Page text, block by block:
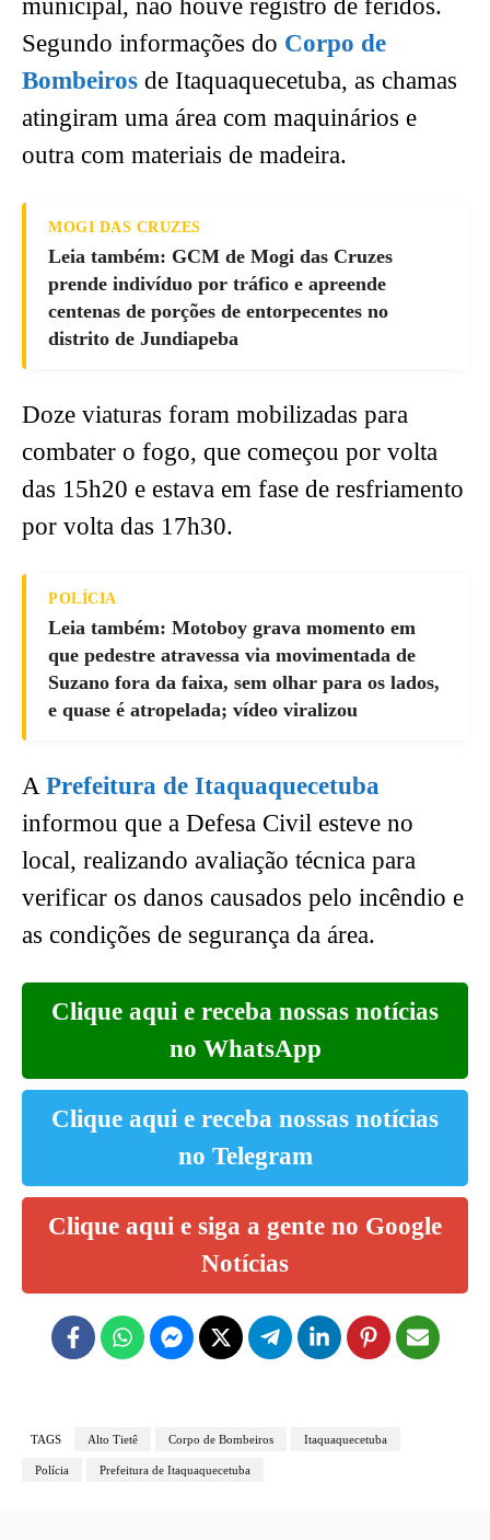
municipal, não houve registro de feridos.
Segundo informações do Corpo de
Bombeiros de Itaquaquecetuba, as chamas
atingiram uma área com maquinários e
outra com materiais de madeira.
MOGI DAS CRUZES
Leia também: GCM de Mogi das Cruzes
prende indivíduo por tráfico e apreende
centenas de porções de entorpecentes no
distrito de Jundiapeba
Doze viaturas foram mobilizadas para
combater o fogo, que começou por volta
das 15h20 e estava em fase de resfriamento
por volta das 17h30.
POLÍCIA
Leia também: Motoboy grava momento em
que pedestre atravessa via movimentada de
Suzano fora da faixa, sem olhar para os lados,
e quase é atropelada; vídeo viralizou
A Prefeitura de Itaquaquecetuba
informou que a Defesa Civil esteve no
local, realizando avaliação técnica para
verificar os danos causados pelo incêndio e
as condições de segurança da área.
Clique aqui e receba nossas notícias
no WhatsApp
Clique aqui e receba nossas notícias
no Telegram
Clique aqui e siga a gente no Google
Notícias
TAGS Alto Tietê Corpo de Bombeiros Itaquaquecetuba
Polícia Prefeitura de Itaquaquecetuba